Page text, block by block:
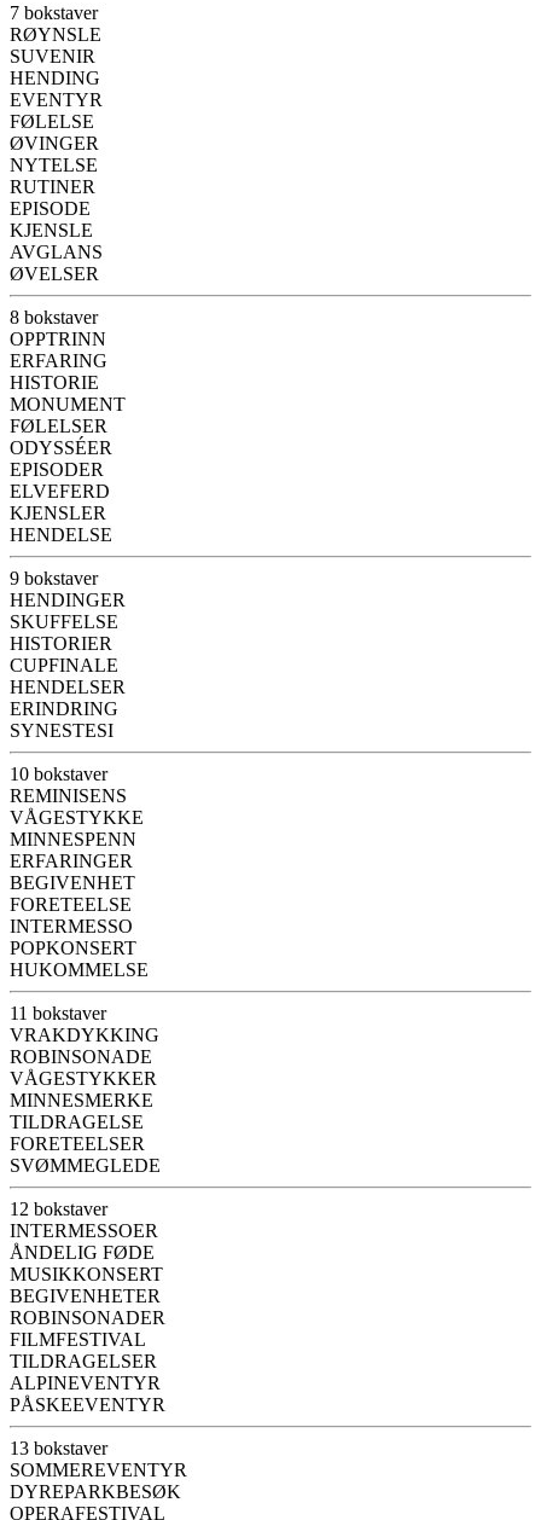
7 bokstaver
RØYNSLE
SUVENIR
HENDING
EVENTYR
FØLELSE
ØVINGER
NYTELSE
RUTINER
EPISODE
KJENSLE
AVGLANS
ØVELSER
8 bokstaver
OPPTRINN
ERFARING
HISTORIE
MONUMENT
FØLELSER
ODYSSÉER
EPISODER
ELVEFERD
KJENSLER
HENDELSE
9 bokstaver
HENDINGER
SKUFFELSE
HISTORIER
CUPFINALE
HENDELSER
ERINDRING
SYNESTESI
10 bokstaver
REMINISENS
VÅGESTYKKE
MINNESPENN
ERFARINGER
BEGIVENHET
FORETEELSE
INTERMESSO
POPKONSERT
HUKOMMELSE
11 bokstaver
VRAKDYKKING
ROBINSONADE
VÅGESTYKKER
MINNESMERKE
TILDRAGELSE
FORETEELSER
SVØMMEGLEDE
12 bokstaver
INTERMESSOER
ÅNDELIG FØDE
MUSIKKONSERT
BEGIVENHETER
ROBINSONADER
FILMFESTIVAL
TILDRAGELSER
ALPINEVENTYR
PÅSKEEVENTYR
13 bokstaver
SOMMEREVENTYR
DYREPARKBESØK
OPERAFESTIVAL